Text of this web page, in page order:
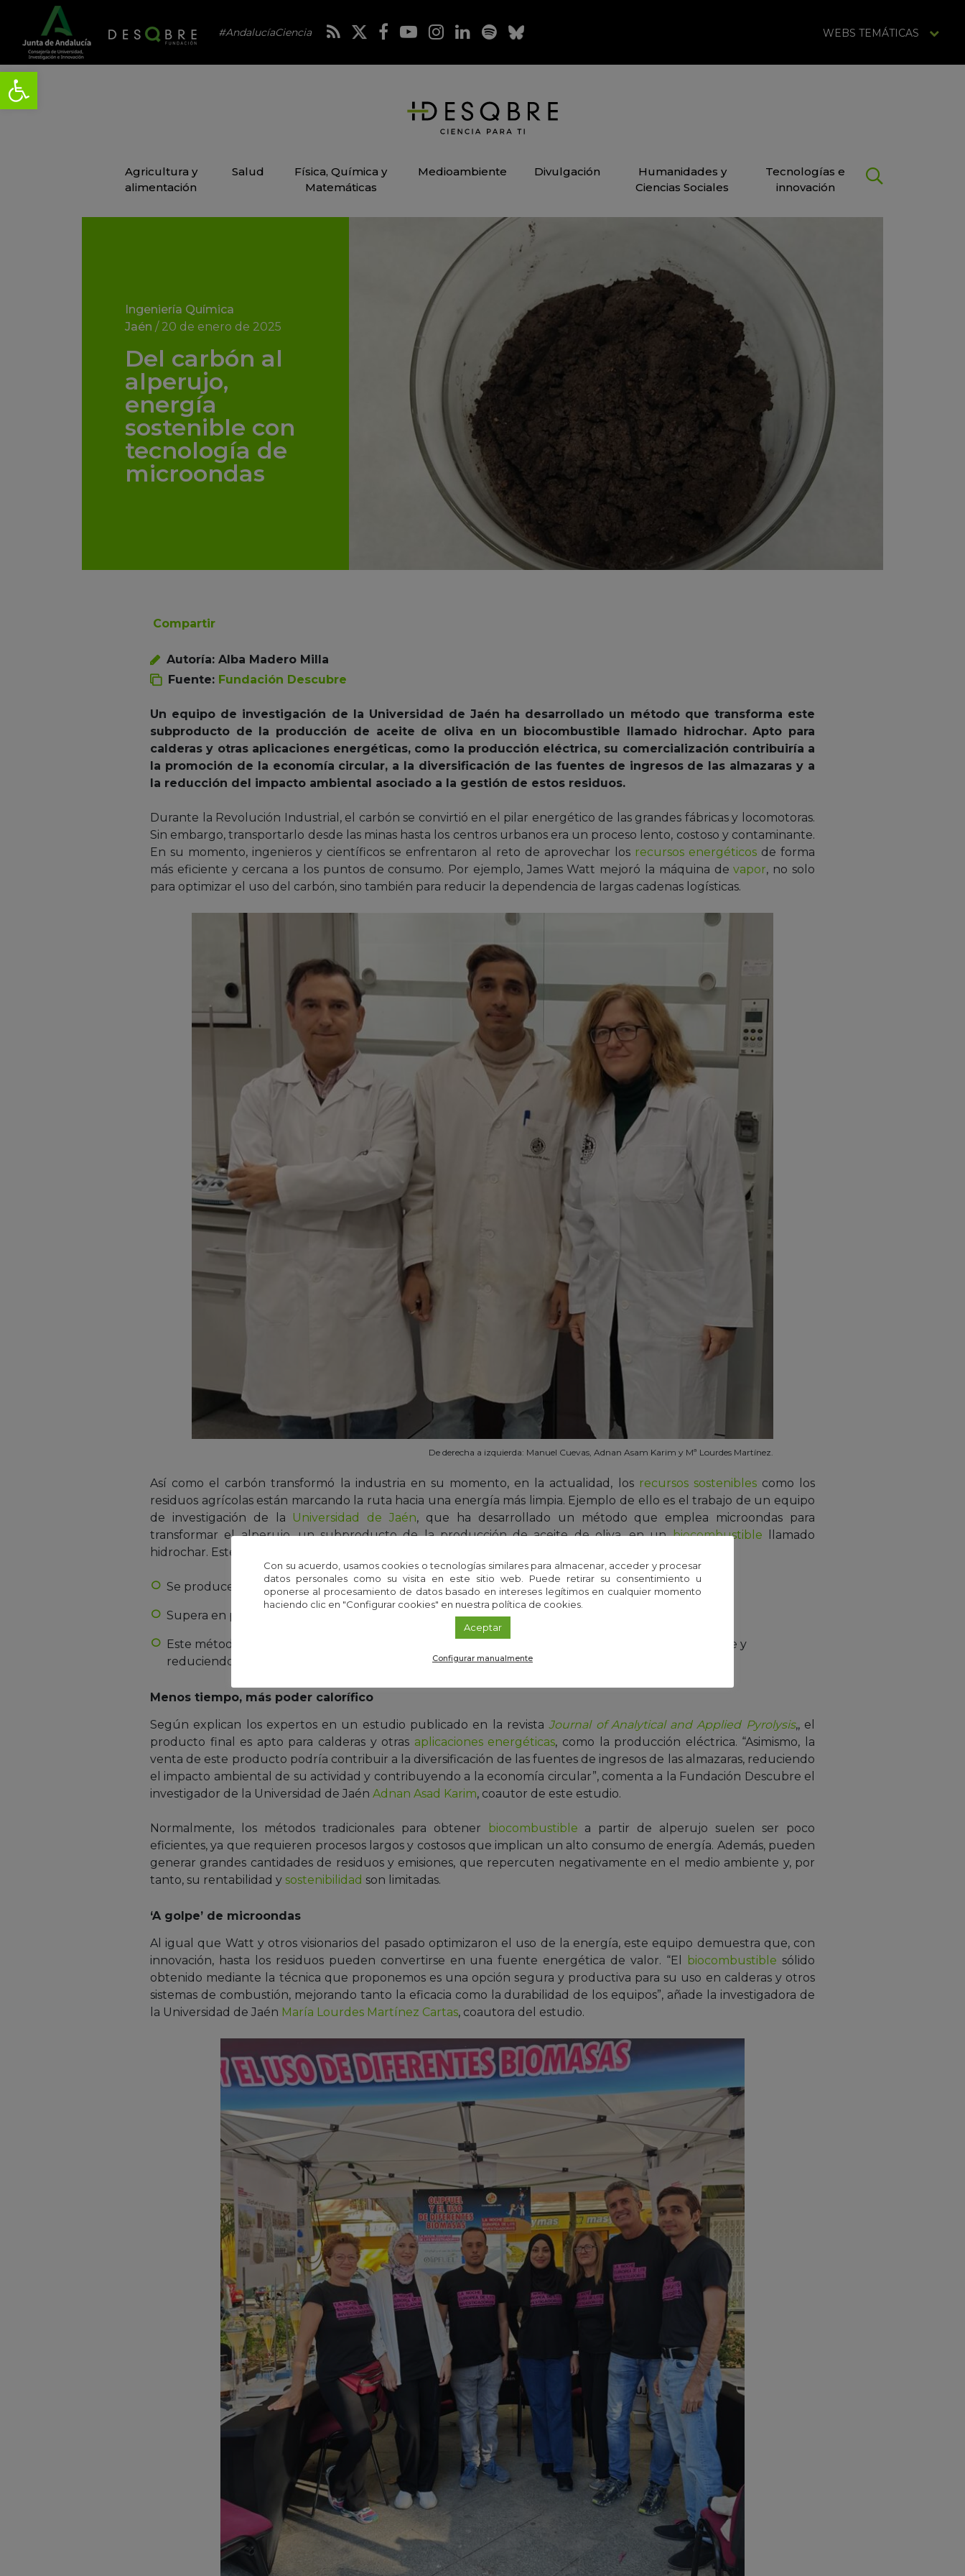
#AndalucíaCiencia WEBS TEMÁTICAS
Agricultura y
alimentación
Salud
Física, Química y
Matemáticas
Medioambiente Divulgación
Humanidades y
Ciencias Sociales
Tecnologías e
innovación
Ingeniería Química
Jaén / 20 de enero de 2025
Del carbón al
alperujo,
energía
sostenible con
tecnología de
microondas
Compartir
Autoría: Alba Madero Milla
Fuente: Fundación Descubre
Un equipo de investigación de la Universidad de Jaén ha desarrollado un método que transforma este
subproducto de la producción de aceite de oliva en un biocombustible llamado hidrochar. Apto para
calderas y otras aplicaciones energéticas, como la producción eléctrica, su comercialización contribuiría a
la promoción de la economía circular, a la diversificación de las fuentes de ingresos de las almazaras y a
la reducción del impacto ambiental asociado a la gestión de estos residuos.
Durante la Revolución Industrial, el carbón se convirtió en el pilar energético de las grandes fábricas y locomotoras.
Sin embargo, transportarlo desde las minas hasta los centros urbanos era un proceso lento, costoso y contaminante.
En su momento, ingenieros y científicos se enfrentaron al reto de aprovechar los recursos energéticosde forma
más eficiente y cercana a los puntos de consumo. Por ejemplo, James Watt mejoró la máquina devapor, no solo
para optimizar el uso del carbón, sino también para reducir la dependencia de largas cadenas logísticas.
De derecha a izquierda: Manuel Cuevas, Adnan Asam Karim y Mª Lourdes Martínez.
Así como el carbón transformó la industria en su momento, en la actualidad, los recursos sosteniblescomo los
residuos agrícolas están marcando la ruta hacia una energía más limpia. Ejemplo de ello es el trabajo de un equipo
de investigación de la Universidad de Jaén, que ha desarrollado un método que emplea microondas para
transformar el alperujo, un subproducto de la producción de aceite de oliva, en unbiocombustible llamado
hidrochar. Este combustible sólido presenta ventajas como:
Se produce en tan solo 30 minutos, frente a las 4 horas habituales.
Supera en poder calorífico a técnicas tradicionales como la pirólisis.
Este método puede aplicarse directamente en las almazaras, eliminando la necesidad de transporte y
reduciendo costes e impactos ambientales.
Menos tiempo, más poder calorífico
Según explican los expertos en un estudio publicado en la revistaJournal of Analytical and Applied Pyrolysis,, el
producto final es apto para calderas y otras aplicaciones energéticas, como la producción eléctrica. “Asimismo, la
venta de este producto podría contribuir a la diversificación de las fuentes de ingresos de las almazaras, reduciendo
el impacto ambiental de su actividad y contribuyendo a la economía circular”, comenta a la Fundación Descubre el
investigador de la Universidad de Jaén Adnan Asad Karim, coautor de este estudio.
Normalmente, los métodos tradicionales para obtener biocombustible a partir de alperujo suelen ser poco
eficientes, ya que requieren procesos largos y costosos que implican un alto consumo de energía. Además, pueden
generar grandes cantidades de residuos y emisiones, que repercuten negativamente en el medio ambiente y, por
tanto, su rentabilidad y sostenibilidad son limitadas.
‘A golpe’ de microondas
Al igual que Watt y otros visionarios del pasado optimizaron el uso de la energía, este equipo demuestra que, con
innovación, hasta los residuos pueden convertirse en una fuente energética de valor. “El
biocombustible sólido
obtenido mediante la técnica que proponemos es una opción segura y productiva para su uso en calderas y otros
sistemas de combustión, mejorando tanto la eficacia como la durabilidad de los equipos”, añade la investigadora de
la Universidad de Jaén María Lourdes Martínez Cartas, coautora del estudio.
Con su acuerdo, usamos cookies o tecnologías similares para almacenar, acceder y procesar
datos personales como su visita en este sitio web. Puede retirar su consentimiento u
oponerse al procesamiento de datos basado en intereses legítimos en cualquier momento
haciendo clic en "Configurar cookies" en nuestra política de cookies.
Aceptar
Configurar manualmente